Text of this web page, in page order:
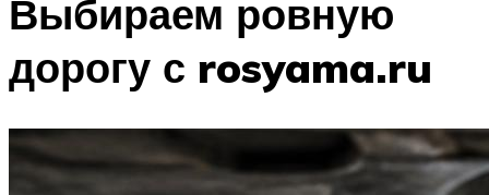
Выбираем ровную
дорогу с rosyama.ru